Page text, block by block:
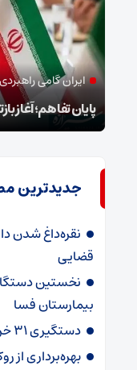
ایران گامی
پایان تفاهم؛ آغاز
جدیدترین
نقره‌داغ شدن
قضایی
نخستین
بیمارستان فسا
دستگیری ۳۱ خرده‌فروش مواد مخدر در فسا
بهره‌برداری